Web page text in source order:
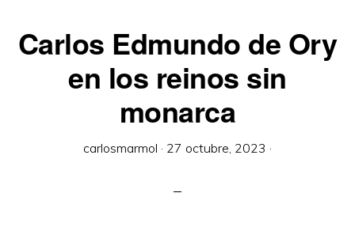
Carlos Edmundo de Ory
en los reinos sin
monarca
carlosmarmol · 27 octubre, 2023 ·